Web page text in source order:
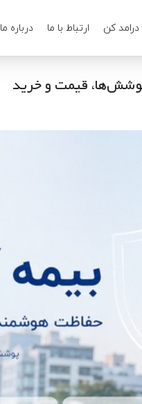
کن ارتباط با ما درباره ما
قیمت و خرید